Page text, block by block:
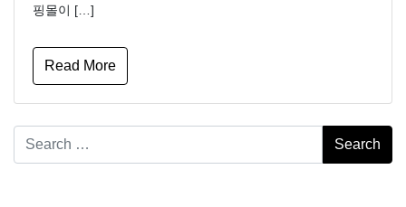
핑몰이 […]
Read More